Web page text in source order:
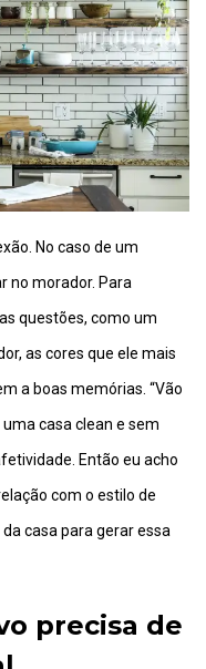
No caso de um
no morador. Para
questões, como um
as cores que ele mais
a boas memórias. “Vão
casa clean e sem
Então eu acho
com o estilo de
casa para gerar essa
precisa de